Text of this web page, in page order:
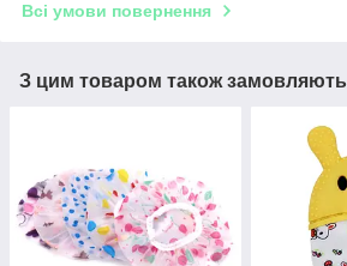
Всі умови повернення
З цим товаром також замовляють